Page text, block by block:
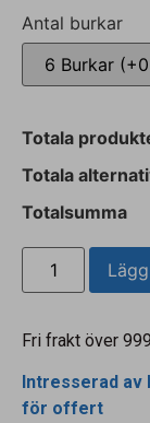
Antal burkar
Totala
Totala
Totalsumma
Fri frakt över
Intresserad
för offert